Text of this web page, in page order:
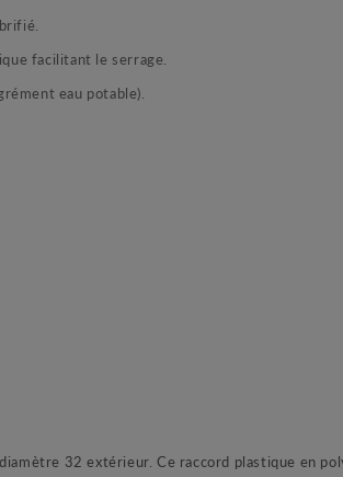
facilitant le serrage.
eau potable).
32 extérieur. Ce raccord plastique en